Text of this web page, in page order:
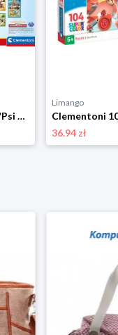
Clementoni Zestaw gier "Psi Patrol" - 3+ rozmiar: onesize
Limango
36.94 zł